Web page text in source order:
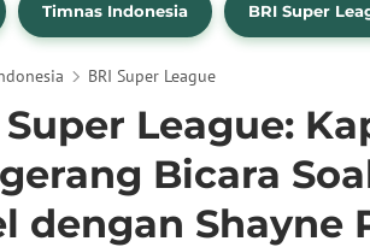
Timnas Indonesia BRI Super
BRI Super League
Super League:
Bicara
dengan Shayne